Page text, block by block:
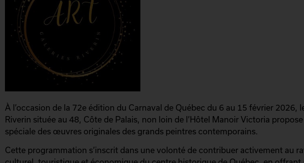
À l’occasion de la 72e édition du Carnaval de Québec du 6 au 15 février 2026,
Riverin située au 48, Côte de Palais, non loin de l’Hôtel Manoir Victoria
spéciale des œuvres originales des grands peintres contemporains.
Cette programmation s’inscrit dans une volonté de contribuer activement au